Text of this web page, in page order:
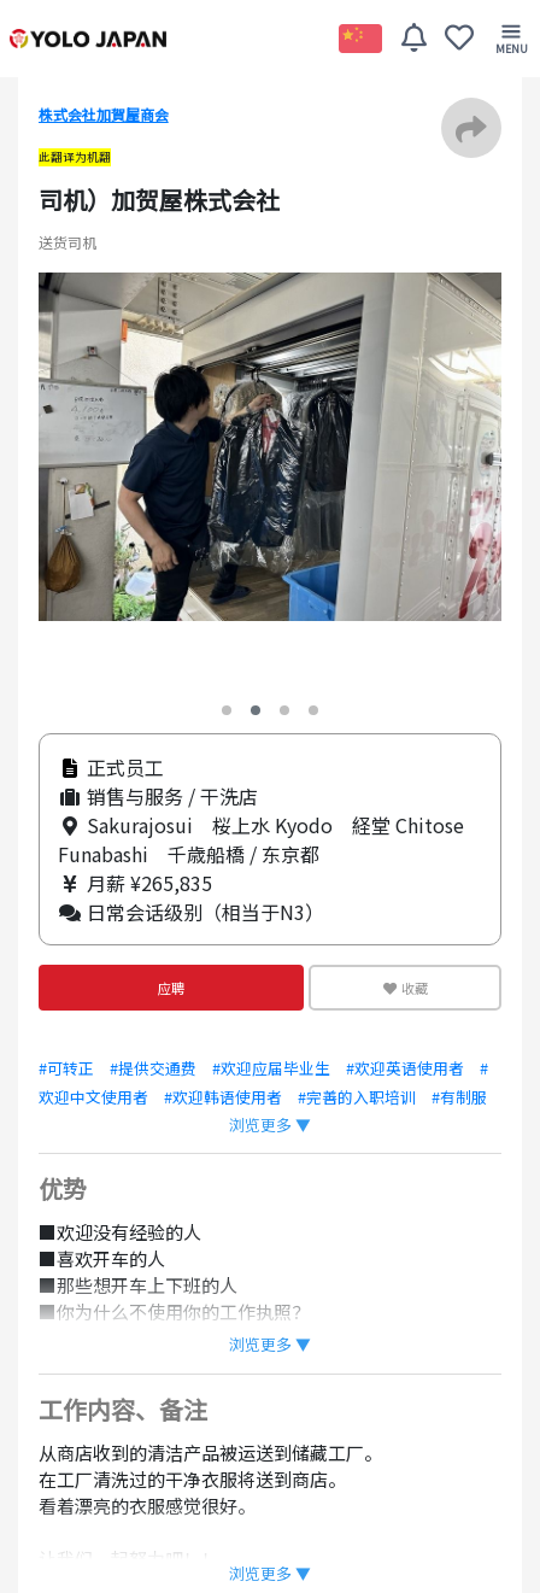
株式会社加賀屋商会
此翻译为机翻
司机）加贺屋株式会社
送货司机
正式员工
销售与服务 / 干洗店
Sakurajosui 桜上水 Kyodo 経堂 Chitose
Funabashi 千歳船橋 / 东京都
月薪 ¥265,835
日常会话级别（相当于N3）
应聘 收藏
#可转正 #提供交通费 #欢迎应届毕业生 #欢迎英语使用者
#
欢迎中文使用者
#欢迎韩语使用者 #完善的入职培训
#有制服
#有聘用外籍员工的记录
#没有夜班
浏览更多 ▼
优势
■欢迎没有经验的人
■喜欢开车的人
■那些想开车上下班的人
■你为什么不使用你的工作执照？
■我们在等那些喜欢衣服的人
浏览更多 ▼
工作内容、备注
从商店收到的清洁产品被运送到储藏工厂。
在工厂清洗过的干净衣服将送到商店。
看着漂亮的衣服感觉很好。
让我们一起努力吧！！
浏览更多 ▼